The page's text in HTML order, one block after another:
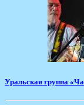
​Уральская группа